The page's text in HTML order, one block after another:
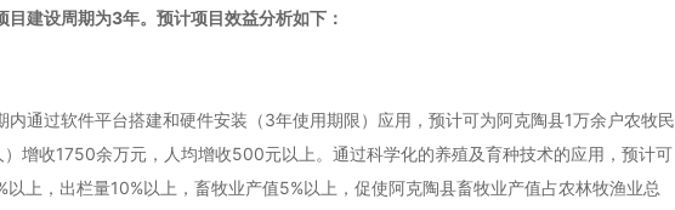
目建设周期为3年。预计项目效益分析如下：
内通过软件平台搭建和硬件安装（3年使用期限）应用，预计可为阿克陶县1万余户农牧民
增收1750余万元，人均增收500元以上。通过科学化的养殖及育种技术的应用，预计可
以上，出栏量10%以上，畜牧业产值5%以上，促使阿克陶县畜牧业产值占农林牧渔业总